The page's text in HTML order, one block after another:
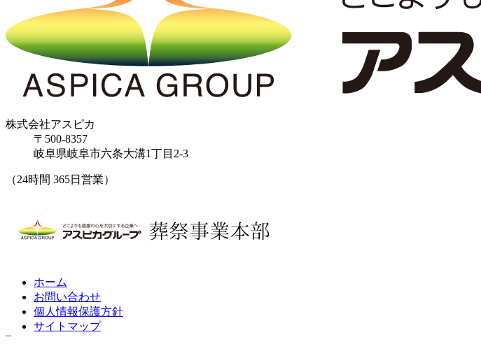
株式会社アスピカ
〒500-8357
岐阜県岐阜市六条大溝1丁目2‐3
（24時間 365日営業）
ホーム
お問い合わせ
個人情報保護方針
サイトマップ